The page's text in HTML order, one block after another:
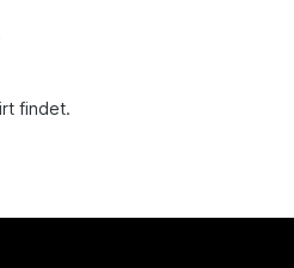
findet.